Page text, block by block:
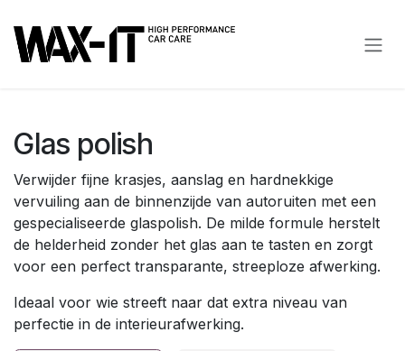
Glas polish
Verwijder fijne krasjes, aanslag en hardnekkige
vervuiling aan de binnenzijde van autoruiten met een
gespecialiseerde glaspolish. De milde formule herstelt
de helderheid zonder het glas aan te tasten en zorgt
voor een perfect transparante, streeploze afwerking.
Ideaal voor wie streeft naar dat extra niveau van
perfectie in de interieurafwerking.